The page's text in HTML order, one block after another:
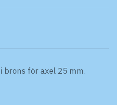
brons för axel 25 mm.